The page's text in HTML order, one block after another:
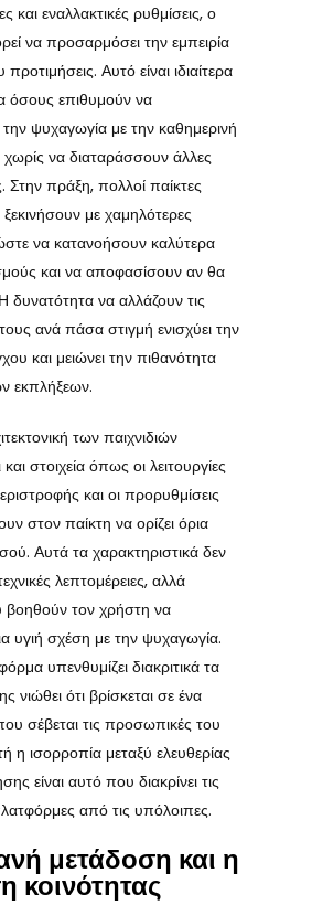
και εναλλακτικές ρυθμίσεις, ο
να προσαρμόσει την εμπειρία
προτιμήσεις. Αυτό είναι ιδιαίτερα
όσους επιθυμούν να
ψυχαγωγία με την καθημερινή
χωρίς να διαταράσσουν άλλες
Στην πράξη, πολλοί παίκτες
με χαμηλότερες
να κατανοήσουν καλύτερα
και να αποφασίσουν αν θα
δυνατότητα να αλλάζουν τις
ανά πάσα στιγμή ενισχύει την
και μειώνει την πιθανότητα
εκπλήξεων.
των παιχνιδιών
στοιχεία όπως οι λειτουργίες
και οι προρυθμίσεις
στον παίκτη να ορίζει όρια
Αυτά τα χαρακτηριστικά δεν
λεπτομέρειες, αλλά
βοηθούν τον χρήστη να
υγιή σχέση με την ψυχαγωγία.
υπενθυμίζει διακριτικά τα
νιώθει ότι βρίσκεται σε ένα
σέβεται τις προσωπικές του
η ισορροπία μεταξύ ελευθερίας
είναι αυτό που διακρίνει τις
από τις υπόλοιπες.
μετάδοση και η
κοινότητας